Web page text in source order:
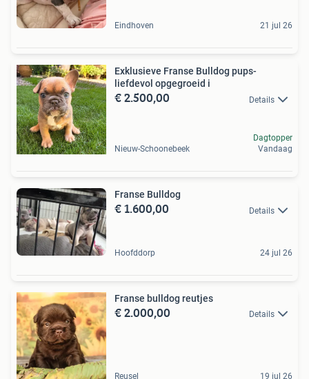
Eindhoven 21 jul 26
Exklusieve Franse Bulldog pups-
liefdevol opgegroeid i️
€ 2.500,00 Details
Nieuw-Schoonebeek
Dagtopper
Vandaag
Franse Bulldog
€ 1.600,00 Details
Hoofddorp 24 jul 26
Franse bulldog reutjes
€ 2.000,00 Details
Reusel 19 jul 26